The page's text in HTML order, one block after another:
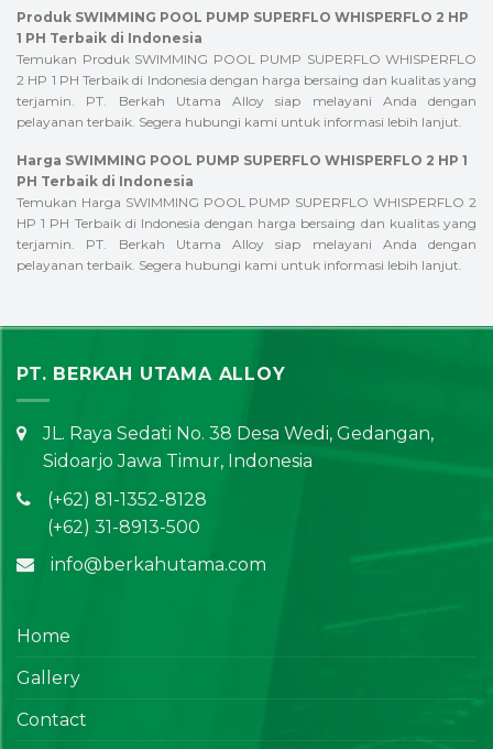
Produk SWIMMING POOL PUMP SUPERFLO WHISPERFLO 2 HP
1 PH Terbaik di Indonesia
Temukan Produk SWIMMING POOL PUMP SUPERFLO WHISPERFLO
2 HP 1 PH Terbaik di Indonesia dengan harga bersaing dan kualitas yang
terjamin. PT. Berkah Utama Alloy siap melayani Anda dengan
pelayanan terbaik. Segera hubungi kami untuk informasi lebih lanjut.
Harga SWIMMING POOL PUMP SUPERFLO WHISPERFLO 2 HP 1
PH Terbaik di Indonesia
Temukan Harga SWIMMING POOL PUMP SUPERFLO WHISPERFLO 2
HP 1 PH Terbaik di Indonesia dengan harga bersaing dan kualitas yang
terjamin. PT. Berkah Utama Alloy siap melayani Anda dengan
pelayanan terbaik. Segera hubungi kami untuk informasi lebih lanjut.
PT. BERKAH UTAMA ALLOY
JL. Raya Sedati No. 38 Desa Wedi, Gedangan,
Sidoarjo Jawa Timur, Indonesia
(+62) 81-1352-8128
(+62) 31-8913-500
info@berkahutama.com
Home
Gallery
Contact